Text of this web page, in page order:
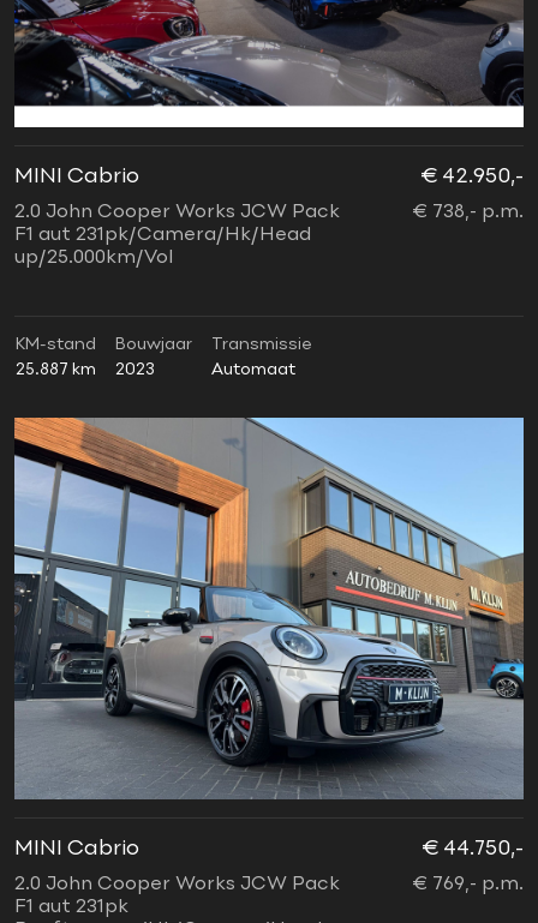
MINI Cabrio
2.0 John Cooper Works JCW Pack
F1 aut 231pk/Camera/Hk/Head
up/25.000km/Vol
€ 42.950,-
€ 738,- p.m.
KM-stand
25.887 km
Bouwjaar
2023
Transmissie
Automaat
MINI Cabrio
2.0 John Cooper Works JCW Pack
F1 aut 231pk
€ 44.750,-
€ 769,- p.m.